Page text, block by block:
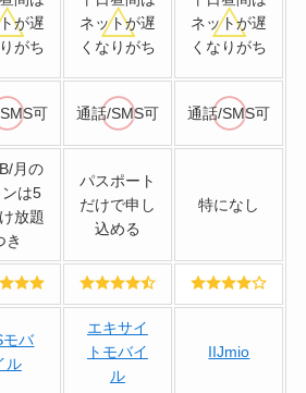
が遅
がち
ネットが遅
くなりがち
ネットが遅
くなりがち
可 通話/SMS可 通話/SMS可
月の
は5
放題
き
パスポート
だけで申し
込める
特になし
モバ
ル
エキサイ
トモバイ
ル
IIJmio